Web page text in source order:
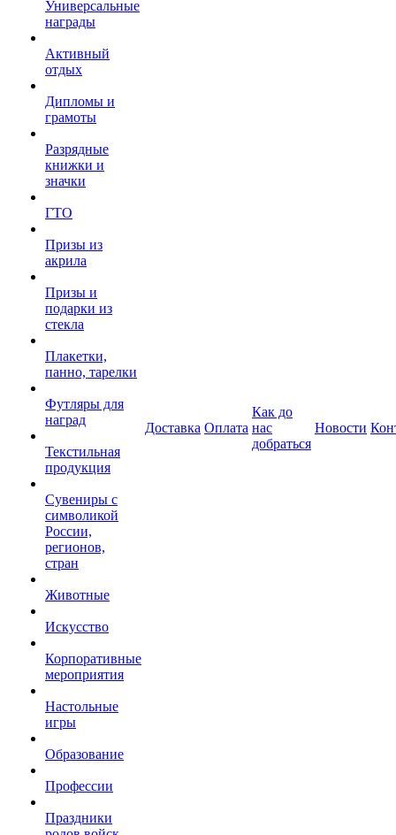
Универсальные
награды
Активный
отдых
Дипломы и
грамоты
Разрядные
книжки и
значки
ГТО
Призы из
акрила
Призы и
подарки из
стекла
Плакетки,
панно, тарелки
Футляры для
наград
Текстильная
продукция
Сувениры с
символикой
России,
регионов,
стран
Животные
Искусство
Корпоративные
мероприятия
Настольные
игры
Образование
Профессии
Праздники
Доставка Оплата
Как до
нас
добраться
Новости